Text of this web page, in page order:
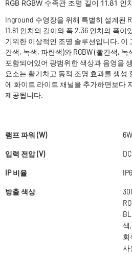
RGB RGBW 수족관 조명 길이 11.81 인
Inground 수영장을 위해 특별히 설계된
11.81 인치의 길이와 폭 2.36 인치의 폭
기위한 이상적인 조명 솔루션입니다. 이
간색, 녹색, 파란색)와 RGBW (빨간색,
포함되어있어 광범위한 색상과 음영을
요소는 활기차고 동적 조명 효과를 생성
에 화이트 라이트 채널을 추가하면보다
제공됩니다.
램프 파워 (W)
입력 전압 (V)
IP 비율
방출 색상
색
회
사